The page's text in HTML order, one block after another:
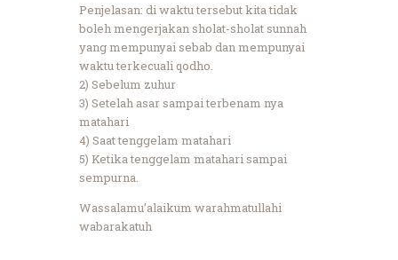
Penjelasan: di waktu tersebut kita tidak
boleh mengerjakan sholat-sholat sunnah
yang mempunyai sebab dan mempunyai
waktu terkecuali qodho.
2) Sebelum zuhur
3) Setelah asar sampai terbenam nya
matahari
4) Saat tenggelam matahari
5) Ketika tenggelam matahari sampai
sempurna.
Wassalamu’alaikum warahmatullahi
wabarakatuh